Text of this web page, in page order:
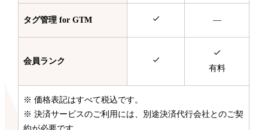
タグ管理 for GTM —
会員ランク
有料
※ 価格表記はすべて税込です。
※ 決済サービスのご利用には、別途決済代行会社とのご契